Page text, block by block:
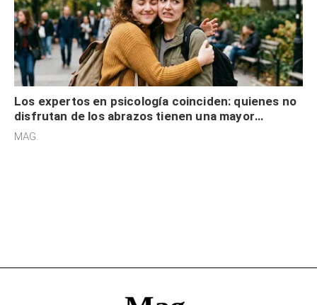
Los expertos en psicología coinciden: quienes no
disfrutan de los abrazos tienen una mayor
sensibilidad a los estímulos físicos y no es por
MAG.